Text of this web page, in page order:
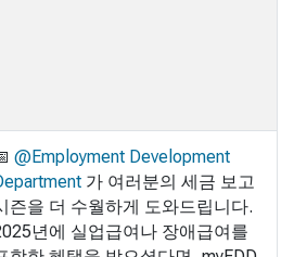
@Employment Development
가 여러분의 세금 보고
즌을 더 수월하게 도와드립니다.
년에 실업급여나 장애급여를